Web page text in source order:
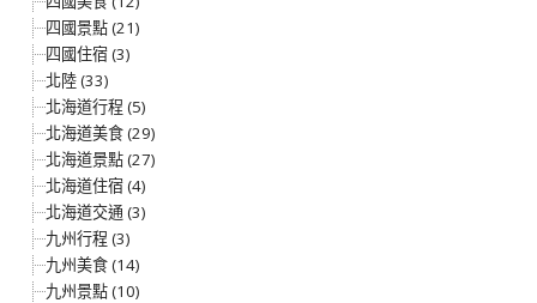
四國景點 (21)
四國住宿 (3)
北陸 (33)
北海道行程 (5)
北海道美食 (29)
北海道景點 (27)
北海道住宿 (4)
北海道交通 (3)
九州行程 (3)
九州美食 (14)
九州景點 (10)